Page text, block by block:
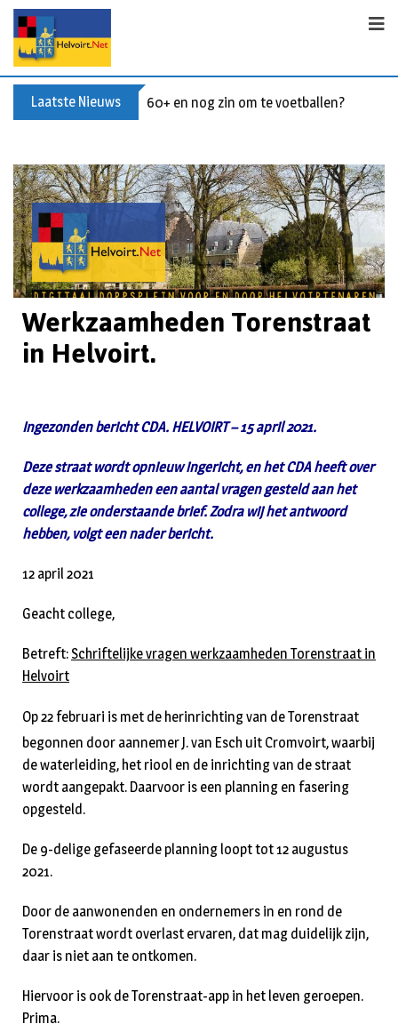
Laatste Nieuws Buxusplanten in brand in Biezenmortel,
Werkzaamheden Torenstraat
in Helvoirt.
Ingezonden bericht CDA. HELVOIRT – 15 april 2021.
Deze straat wordt opnieuw ingericht, en het CDA heeft over
deze werkzaamheden een aantal vragen gesteld aan het
college, zie onderstaande brief. Zodra wij het antwoord
hebben, volgt een nader bericht.
12 april 2021
Geacht college,
Betreft: Schriftelijke vragen werkzaamheden Torenstraat in
Helvoirt
Op 22 februari is met de herinrichting van de Torenstraat
begonnen door aannemer J. van Esch uit Cromvoirt, waarbij
de waterleiding, het riool en de inrichting van de straat
wordt aangepakt. Daarvoor is een planning en fasering
opgesteld.
De 9-delige gefaseerde planning loopt tot 12 augustus
2021.
Door de aanwonenden en ondernemers in en rond de
Torenstraat wordt overlast ervaren, dat mag duidelijk zijn,
daar is niet aan te ontkomen.
Hiervoor is ook de Torenstraat-app in het leven geroepen.
Prima.